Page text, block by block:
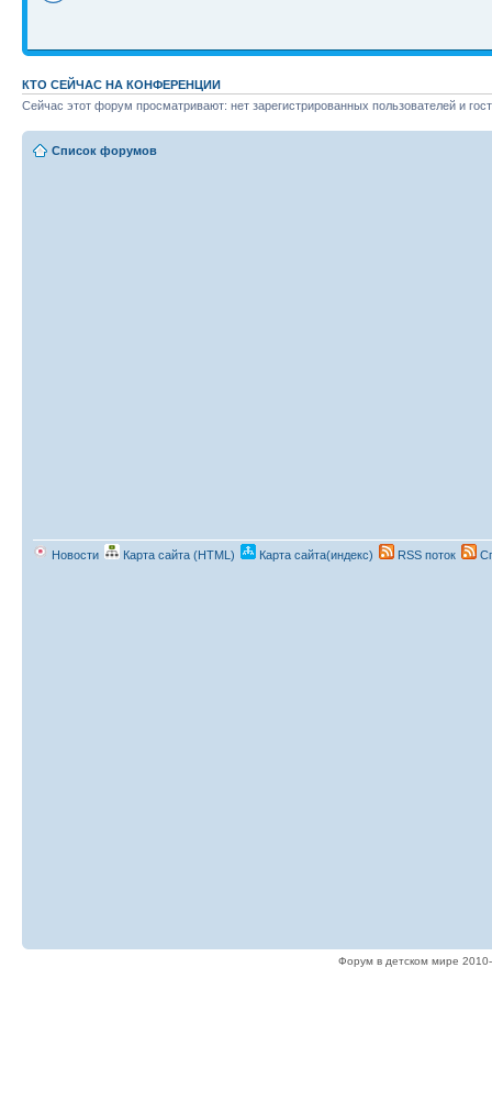
КТО СЕЙЧАС НА КОНФЕРЕНЦИИ
Сейчас этот форум просматривают: нет зарегистрированных пользователей и
Список форумов
Новости Карта сайта (HTML) Карта сайта(индекс) RSS поток
Форум в детском мире